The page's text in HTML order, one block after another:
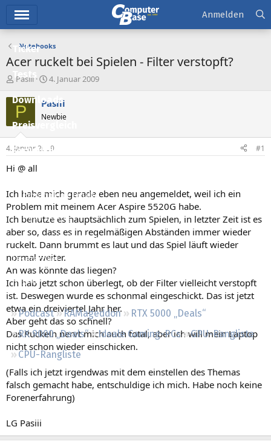
Ticker
Tests
Downloads
Preisvergleich
Forum
Aktuelles
Empfohlene Inhalte
Neue Beiträge
Neueste Aktivitäten
Leserartikel
Regeln
Podcast RAMageddon
RTX 5000 „Deals“
RX 9000 „Deals“
Ideale Gaming-PCs
GPU-Rangliste
CPU-Rangliste
Anmelden
Notebooks
Acer ruckelt bei Spielen - Filter verstopft?
E
s
e
e
Pasiii
E
s
e
t
4. Januar 2009
P Pasiii
Newbie
4. Januar 2009 #1
Hi @ all
Ich habe mich gerade eben neu angemeldet, weil ich ein
Problem mit meinem Acer Aspire 5520G habe.
Ich benutze es hauptsächlich zum Spielen, in letzter Zeit ist es
aber so, dass es in regelmäßigen Abständen immer wieder
ruckelt. Dann brummt es laut und das Spiel läuft wieder
normal weiter.
An was könnte das liegen?
Ich hab jetzt schon überlegt, ob der Filter vielleicht verstopft
ist. Deswegen wurde es schonmal eingeschickt. Das ist jetzt
etwa ein dreiviertel Jahr her.
Aber geht das so schnell?
Das Ruckeln nervt mich auch total, aber ich will mein Laptop
nicht schon wieder einschicken.
(Falls ich jetzt irgendwas mit dem einstellen des Themas
falsch gemacht habe, entschuldige ich mich. Habe noch keine
Forenerfahrung)
LG Pasiii